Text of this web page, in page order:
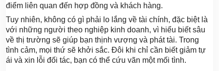
điểm liên quan đến hợp đồng và khách hàng.
Tuy nhiên, không có gì phải lo lắng về tài chính, đặc biệt là
với những người theo nghiệp kinh doanh, vì hiểu biết sâu
về thị trường sẽ giúp bạn thịnh vượng và phát tài. Trong
tình cảm, mọi thứ sẽ khởi sắc. Đôi khi chỉ cần biết giảm tự
ái và xin lỗi đối tác, bạn có thể cứu vãn một mối tình.